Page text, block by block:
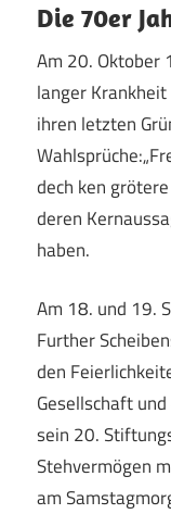
Die 70er
Am 20. Oktober
langer
ihren letzten
dech ken
deren
haben.
Am 18. und 19.
Further
den
Gesellschaft
sein 20.
Stehvermögen
am